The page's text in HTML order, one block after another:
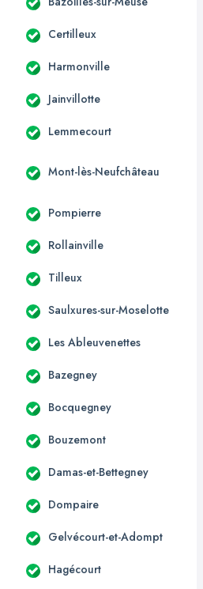
Certilleux
Harmonville
Jainvillotte
Lemmecourt
Mont-lès-Neufchâteau
Pompierre
Rollainville
Tilleux
Saulxures-sur-Moselotte
Les Ableuvenettes
Bazegney
Bocquegney
Bouzemont
Damas-et-Bettegney
Dompaire
Gelvécourt-et-Adompt
Hagécourt